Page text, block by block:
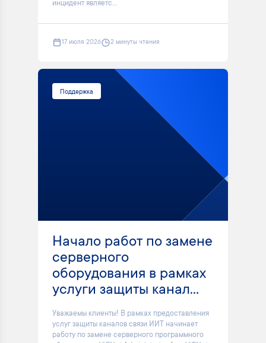
инцидент являетс...
17 июля 2026 2 минуты чтения
Поддержка
Начало работ по замене
серверного
оборудования в рамках
услуги защиты канал...
Уважаемы клиенты! В рамках предоставления
услуг защиты каналов связи ИИТ начинает
работу по замене серверного программного